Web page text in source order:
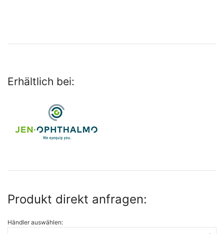
Erhältlich bei:
Produkt direkt anfragen:
Händler auswählen: